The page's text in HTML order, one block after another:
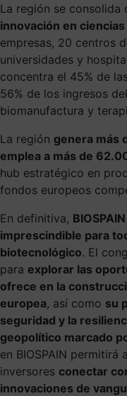
La región se consolida
innovación en
empresas, 20 centros
universidades y
concentra el 45% de
56% de los ingresos
biomanufactura y
La región genera más
emplea a más de
hub estratégico en
fondos europeos
En definitiva,
imprescindible para
biotecnológico. El
para explorar las
ofrece en la
europea, así como su
seguridad y la
geopolítico marcado
en BIOSPAIN permitirá
inversores conectar
innovaciones de